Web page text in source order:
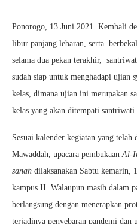
Ponorogo, 13 Juni 2021. Kembali
libur panjang lebaran, serta berbekal
selama dua pekan terakhir,
sudah siap untuk menghadapi ujian
kelas, dimana ujian ini merupakan
kelas yang akan ditempati santriwati
Sesuai kalender kegiatan yang
Mawaddah, upacara pembukaanAl-
sanah dilaksanakan Sabtu kemarin,
kampus II. Walaupun masih dalam
berlangsung dengan menerapkan
terjadinya penyebaran pandemi dan